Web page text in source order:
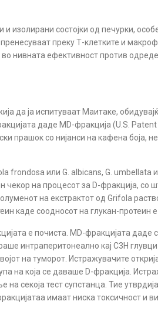
состојки од печурки,
преку Т-клетките и
нивната ефективност против
да ја испитуваат Маитаке,
даде MD-фракција (U.S.
прашoк со нијанси на кафена боја,
frondosa или G. albicans, G. umbellata
на процесот за D-фракција, со
на екстрактот од Grifola
каде соодносот на глукан-протеин е
е почиста. MD-фракцијата даде
интраперитонеално кај C3H
на туморот. Истражувачите
на која се даваше D-фракција.
секоја тест супстанца. Тие
имаат ниска токсичност и